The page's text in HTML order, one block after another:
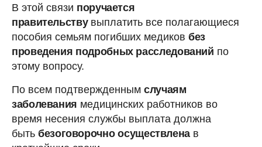
В этой связи поручается
правительствувыплатить все полагающиеся
пособия семьям погибших медиков без
проведения подробных расследований по
этому вопросу.
По всем подтвержденным случаям
заболевания медицинских работников во
время несения службы выплата должна
быть безоговорочно осуществлена в